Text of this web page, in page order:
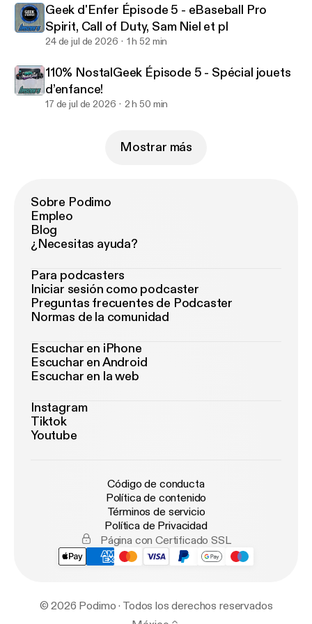
Geek d'Enfer Épisode 5 - eBaseball Pro
Spirit, Call of Duty, Sam Niel et pl
24 de jul de 2026 1 h 52 min
110% NostalGeek Épisode 5 - Spécial jouets
d’enfance!
17 de jul de 2026 2 h 50 min
Mostrar más
Sobre Podimo
Empleo
Blog
¿Necesitas ayuda?
Para podcasters
Iniciar sesión como podcaster
Preguntas frecuentes de Podcaster
Normas de la comunidad
Escuchar en iPhone
Escuchar en Android
Escuchar en la web
Instagram
Tiktok
Youtube
Código de conducta
Política de contenido
Términos de servicio
Política de Privacidad
Página con Certificado SSL
© 2026 Podimo · Todos los derechos reservados